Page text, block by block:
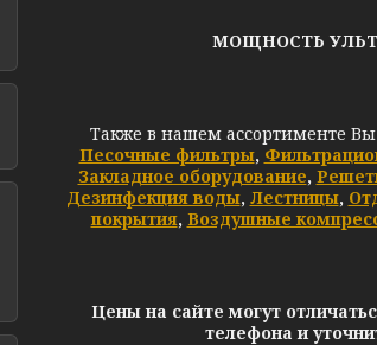
МОЩНОСТЬ
Также в нашем ассортименте
Песочные фильтры,
Закладное оборудование,
Дезинфекция воды, Лестницы,
покрытия, Воздушные
Цены на сайте могут
телефона и